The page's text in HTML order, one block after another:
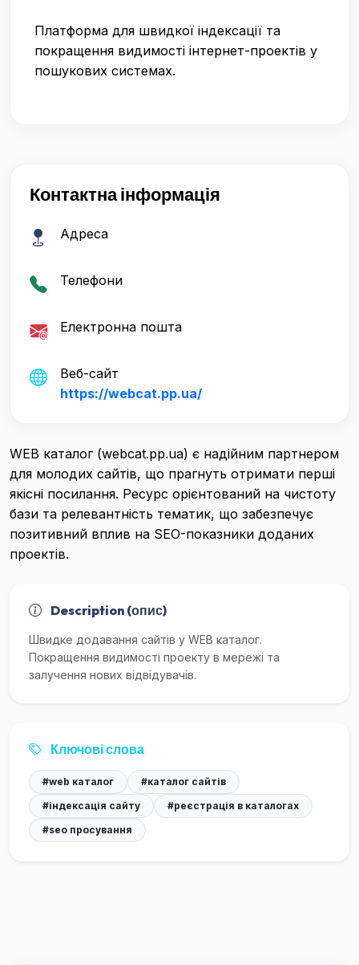
Платформа для швидкої індексації та
покращення видимості інтернет-проектів у
пошукових системах.
Контактна інформація
Адреса
Телефони
Електронна пошта
Веб-сайт
https://webcat.pp.ua/
WEB каталог (webcat.pp.ua) є надійним партнером
для молодих сайтів, що прагнуть отримати перші
якісні посилання. Ресурс орієнтований на чистоту
бази та релевантність тематик, що забезпечує
позитивний вплив на SEO-показники доданих
проектів.
Description (опис)
Швидке додавання сайтів у WEB каталог.
Покращення видимості проекту в мережі та
залучення нових відвідувачів.
Ключові слова
#web каталог
#каталог сайтів
#індексація сайту
#реєстрація в каталогах
#seo просування